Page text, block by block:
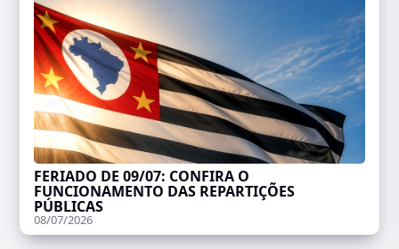
FERIADO DE 09/07: CONFIRA O
FUNCIONAMENTO DAS REPARTIÇÕES
PÚBLICAS
08/07/2026